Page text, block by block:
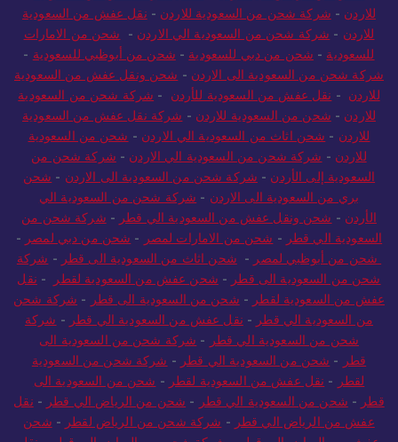
للاردن - شركة شحن من السعودية للاردن - نقل عفش من السعودية
للاردن - شركة شحن من السعودية الي الاردن - شحن من الامارات
للسعودية - شحن من دبي للسعودية - شحن من أبوظبي للسعودية -
شركة شحن من السعودية الى الاردن - شحن ونقل عفش من السعودية
للاردن - نقل عفش من السعودية للأردن - شركة شحن من السعودية
للاردن - شحن من السعودية للاردن - شركة نقل عفش من السعودية
للاردن - شحن اثاث من السعودية الي الاردن - شحن من السعودية
للاردن - شركة شحن من السعودية الي الاردن - شركة شحن من
السعودية إلى الأردن - شركة شحن من السعودية الى الاردن - شحن
بري من السعودية الى الاردن - شركة شحن من السعودية الي
الأردن - شحن ونقل عفش من السعودية الي قطر - شركة شحن من
السعودية الي قطر - شحن من الامارات لمصر - شحن من دبي لمصر -
شحن من أبوظبي لمصر - شحن اثاث من السعودية الى قطر - شركة
شحن من السعودية الى قطر - شحن عفش من السعودية لقطر - نقل
عفش من السعودية لقطر - شحن من السعودية الى قطر - شركة شحن
من السعودية الي قطر - نقل عفش من السعودية الي قطر - شركة
شحن من السعودية الي قطر - شركة شحن من السعودية الى
قطر - شحن من السعودية الي قطر - شركة شحن من السعودية
لقطر - نقل عفش من السعودية لقطر - شحن من السعودية الى
قطر - شحن من السعودية الي قطر - شحن من الرياض الي قطر - نقل
عفش من الرياض الي قطر - شركة شحن من الرياض لقطر - شحن